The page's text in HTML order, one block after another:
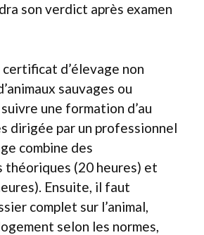
son verdict après examen
d’élevage non
sauvages ou
une formation d’au
dirigée par un professionnel
combine des
théoriques (20 heures) et
Ensuite, il faut
complet sur l’animal,
selon les normes,